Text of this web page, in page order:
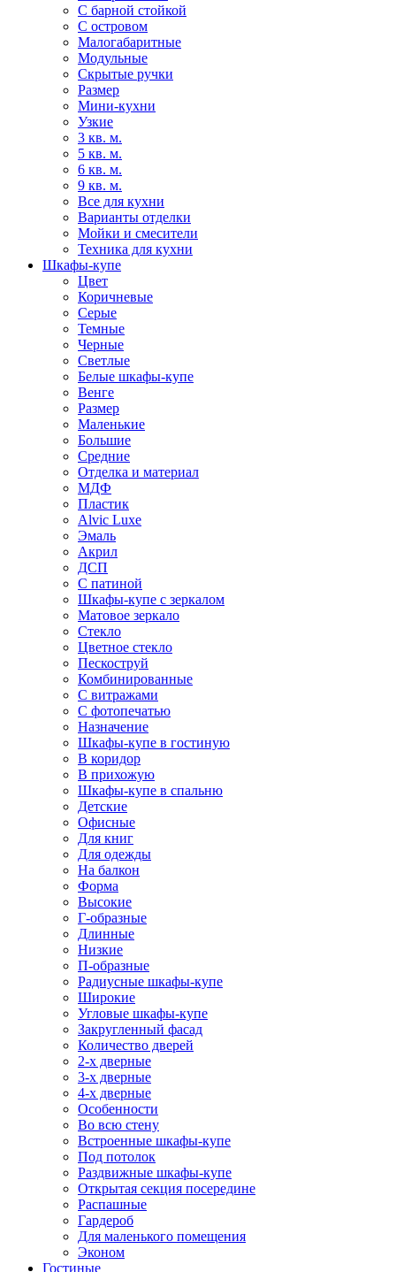
С барной стойкой
С островом
Малогабаритные
Модульные
Скрытые ручки
Размер
Мини-кухни
Узкие
3 кв. м.
5 кв. м.
6 кв. м.
9 кв. м.
Все для кухни
Варианты отделки
Мойки и смесители
Техника для кухни
Шкафы-купе
Цвет
Коричневые
Серые
Темные
Черные
Светлые
Белые шкафы-купе
Венге
Размер
Маленькие
Большие
Средние
Отделка и материал
МДФ
Пластик
Alvic Luxe
Эмаль
Акрил
ДСП
С патиной
Шкафы-купе с зеркалом
Матовое зеркало
Стекло
Цветное стекло
Пескоструй
Комбинированные
С витражами
С фотопечатью
Назначение
Шкафы-купе в гостиную
В коридор
В прихожую
Шкафы-купе в спальню
Детские
Офисные
Для книг
Для одежды
На балкон
Форма
Высокие
Г-образные
Длинные
Низкие
П-образные
Радиусные шкафы-купе
Широкие
Угловые шкафы-купе
Закругленный фасад
Количество дверей
2-х дверные
3-х дверные
4-х дверные
Особенности
Во всю стену
Встроенные шкафы-купе
Под потолок
Раздвижные шкафы-купе
Открытая секция посередине
Распашные
Гардероб
Для маленького помещения
Эконом
Гостиные